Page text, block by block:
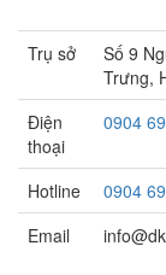
Trụ sở
Số 9
Trưng,
Điện
thoại
0904
Hotline
0904
Email